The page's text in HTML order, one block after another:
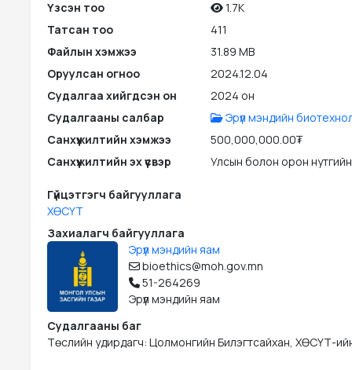
Үзсэн тоо
1.7K
Татсан тоо
411
Файлын хэмжээ
31.89 MB
Оруулсан огноо
2024.12.04
Судалгаа хийгдсэн он
2024 он
Судалгааны салбар
Эрүүл мэндийн
Санхүүжилтийн хэмжээ
500,000,000.00₮
Санхүүжилтийн эх үүсвэр
Улсын болон орон
Гүйцэтгэгч байгууллага
ХӨСҮТ
Захиалагч байгууллага
Эрүүл мэндийн яам
bioethics@moh.gov.mn
51-264269
Эрүүл мэндийн яам
Судалгааны баг
Төслийн удирдагч: Цолмонгийн Билэгтсайхан, ХӨСҮТ-